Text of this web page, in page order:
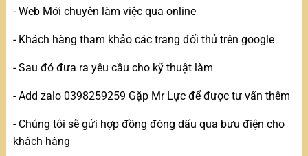
- Web Mới chuyên làm việc qua online
- Khách hàng tham khảo các trang đối thủ trên google
- Sau đó đưa ra yêu cầu cho kỹ thuật làm
- Add zalo 0398259259 Gặp Mr Lực để được tư vấn thêm
- Chúng tôi sẽ gửi hợp đồng đóng dấu qua bưu điện cho
khách hàng